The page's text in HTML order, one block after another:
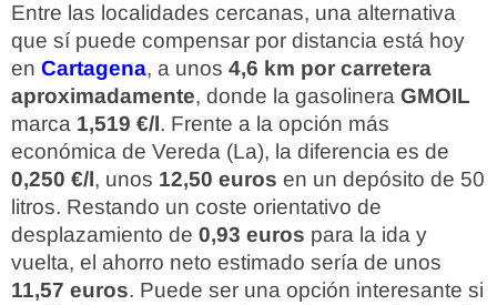
Entre las localidades cercanas, una alternativa
que sí puede compensar por distancia está hoy
en Cartagena, a unos 4,6 km por carretera
aproximadamente, donde la gasolinera GMOIL
marca 1,519 €/l. Frente a la opción más
económica de Vereda (La), la diferencia es de
0,250 €/l, unos 12,50 euros en un depósito de 50
litros. Restando un coste orientativo de
desplazamiento de 0,93 euros para la ida y
vuelta, el ahorro neto estimado sería de unos
11,57 euros. Puede ser una opción interesante si